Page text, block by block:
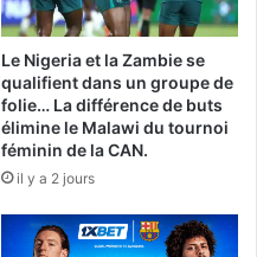
Le Nigeria et la Zambie se
qualifient dans un groupe de
folie… La différence de buts
élimine le Malawi du tournoi
féminin de la CAN.
il y a 2 jours